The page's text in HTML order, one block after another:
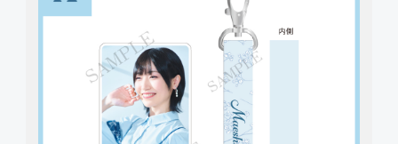
Movie
Wallpaper